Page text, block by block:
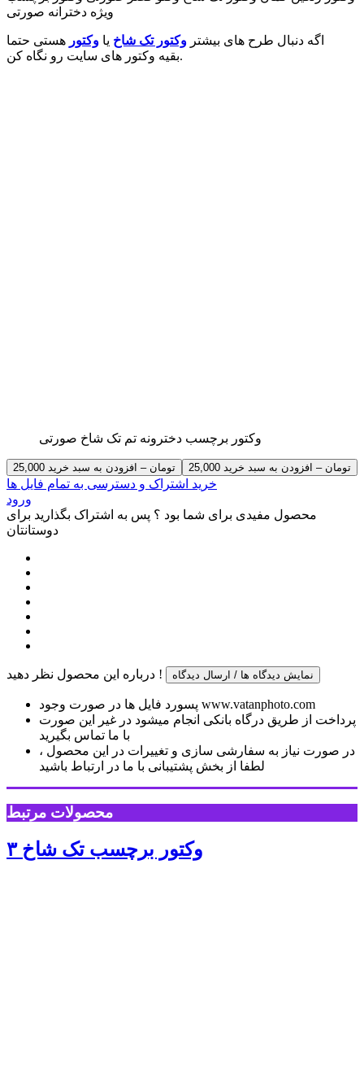
ویژه دخترانه صورتی
اگه دنبال طرح های بیشتر وکتور تک شاخ یا وکتور هستی حتما
بقیه وکتور های سایت رو نگاه کن.
وکتور برچسب دخترونه تم تک شاخ صورتی
25,000 تومان – افزودن به سبد خرید
خرید اشتراک و دسترسی به تمام فایل ها
ورود
محصول مفیدی برای شما بود ؟ پس به اشتراک بگذارید برای
دوستانتان
درباره این محصول نظر دهید ! نمایش دیدگاه ها / ارسال دیدگاه
پسورد فایل ها در صورت وجود www.vatanphoto.com
پرداخت از طریق درگاه بانکی انجام میشود در غیر این صورت
با ما تماس بگیرید
در صورت نیاز به سفارشی سازی و تغییرات در این محصول ،
لطفا از بخش پشتیبانی با ما در ارتباط باشید
محصولات مرتبط
۳ وکتور برچسب تک شاخ